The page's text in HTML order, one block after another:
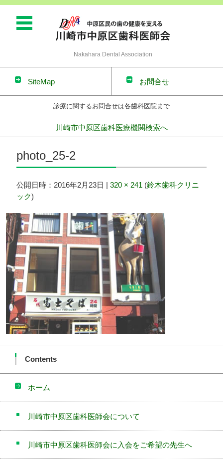
Nakahara Dental Association
SiteMap お問合せ
診療に関するお問合せは各歯科医院まで
川崎市中原区歯科医療機関検索へ
コンテンツに移動
photo_25-2
公開日時： 2016年2月23日 |320 × 241 (鈴木歯科クリニ
ック)
Contents
ホーム
川崎市中原区歯科医師会について
川崎市中原区歯科医師会に入会をご希望の先生へ